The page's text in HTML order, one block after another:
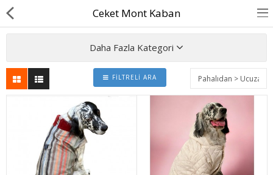
KÖPEKLER İÇİN
KEDİLER İÇİN
AKSESUAR
Ceket Mont Kaban
Daha Fazla Kategori
FILTRELI ARA